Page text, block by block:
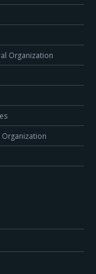
Organization